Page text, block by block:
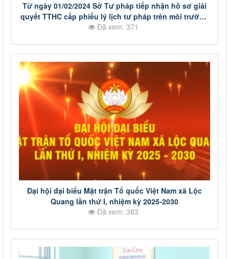
Từ ngày 01/02/2024 Sở Tư pháp tiếp nhận hồ sơ giải
quyết TTHC cấp phiếu lý lịch tư pháp trên môi trường
điện tử
Đã xem: 371
Đại hội đại biểu Mặt trận Tổ quốc Việt Nam xã Lộc
Quang lần thứ I, nhiệm kỳ 2025-2030
Đã xem: 383